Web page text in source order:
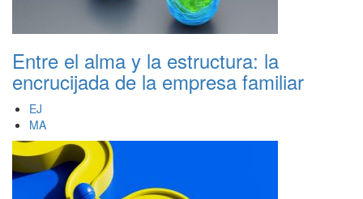
Entre el alma y la estructura: la
encrucijada de la empresa familiar
EJ
MA